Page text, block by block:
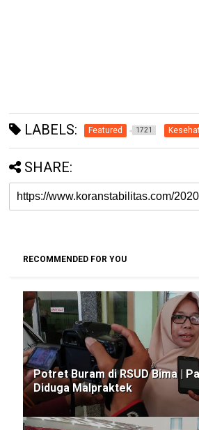
LABELS: Featured 1721
SHARE:
RECOMMENDED FOR YOU
Potret Buram di RSUD Bima |
Diduga Malpraktek